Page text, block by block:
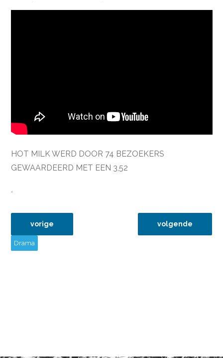
HOT MILK WERD DOOR 74 BEZOEKERS
GEWAARDEERD MET EEN 3,52
4
vorig artikel: 9sep25 the teacher who promised the
vorige volgende artikel:
volgende
Drama